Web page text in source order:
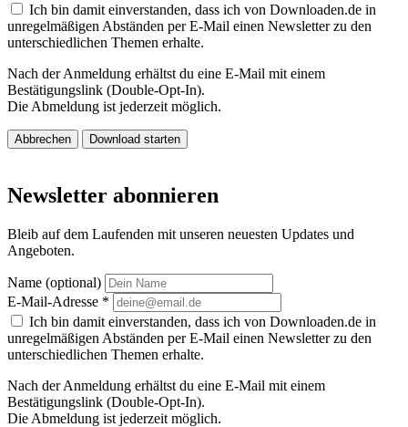
Ich bin damit einverstanden, dass ich von Downloaden.de in
unregelmäßigen Abständen per E-Mail einen Newsletter zu den
unterschiedlichen Themen erhalte.
Nach der Anmeldung erhältst du eine E-Mail mit einem
Bestätigungslink (Double-Opt-In).
Die Abmeldung ist jederzeit möglich.
Abbrechen Download starten
Newsletter abonnieren
Bleib auf dem Laufenden mit unseren neuesten Updates und
Angeboten.
Name (optional)
E-Mail-Adresse *
Ich bin damit einverstanden, dass ich von Downloaden.de in
unregelmäßigen Abständen per E-Mail einen Newsletter zu den
unterschiedlichen Themen erhalte.
Nach der Anmeldung erhältst du eine E-Mail mit einem
Bestätigungslink (Double-Opt-In).
Die Abmeldung ist jederzeit möglich.